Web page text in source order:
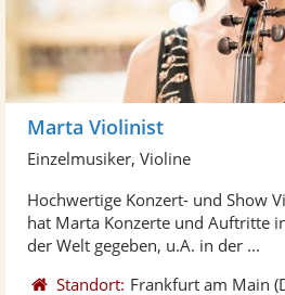
Marta Violinist
Einzelmusiker, Violine
Hochwertige Konzert- und Show
hat Marta Konzerte und Auftritte
der Welt gegeben, u.A. in der ...
Standort: Frankfurt am Main